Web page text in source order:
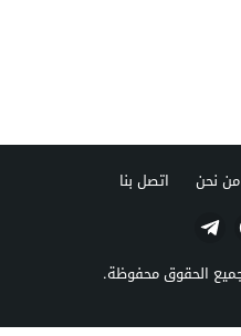
من نحن اتصل بنا